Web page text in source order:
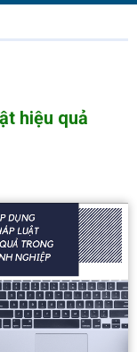
hiệu quả